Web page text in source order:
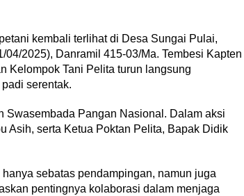
kembali terlihat di Desa Sungai Pulai,
2025), Danramil 415-03/Ma. Tembesi Kapten
Kelompok Tani Pelita turun langsung
serentak.
Swasembada Pangan Nasional. Dalam aksi
Asih, serta Ketua Poktan Pelita, Bapak Didik
sebatas pendampingan, namun juga
pentingnya kolaborasi dalam menjaga